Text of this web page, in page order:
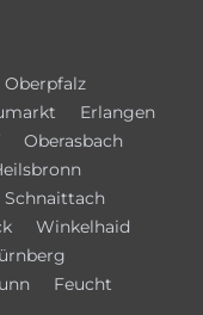
Erlangen
Oberasbach
Schnaittach
Winkelhaid
Feucht